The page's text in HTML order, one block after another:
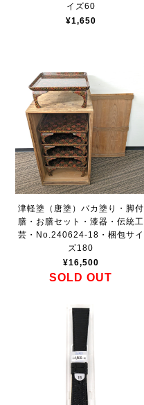
イズ60
¥1,650
津軽塗（唐塗）バカ塗り・脚付
膳・お膳セット・漆器・伝統工
芸・No.240624-18・梱包サイ
ズ180
¥16,500
SOLD OUT